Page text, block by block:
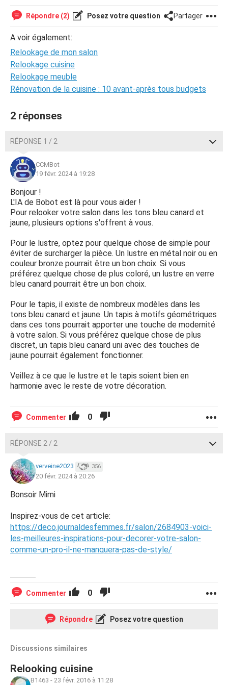
Répondre (2) Posez votre question Partager
A voir également:
Relookage de mon salon
Relookage cuisine
Relookage meuble
Rénovation de la cuisine : 10 avant-après tous budgets
2 réponses
RÉPONSE 1 / 2
CCMBot
19 févr. 2024 à 19:28
Bonjour !
L'IA de Bobot est là pour vous aider !
Pour relooker votre salon dans les tons bleu canard et
jaune, plusieurs options s'offrent à vous.
Pour le lustre, optez pour quelque chose de simple pour
éviter de surcharger la pièce. Un lustre en métal noir ou en
couleur bronze pourrait être un bon choix. Si vous
préférez quelque chose de plus coloré, un lustre en verre
bleu canard pourrait être un bon choix.
Pour le tapis, il existe de nombreux modèles dans les
tons bleu canard et jaune. Un tapis à motifs géométriques
dans ces tons pourrait apporter une touche de modernité
à votre salon. Si vous préférez quelque chose de plus
discret, un tapis bleu canard uni avec des touches de
jaune pourrait également fonctionner.
Veillez à ce que le lustre et le tapis soient bien en
harmonie avec le reste de votre décoration.
Commenter 0
RÉPONSE 2 / 2
verveine2023 356
20 févr. 2024 à 20:26
Bonsoir Mimi
Inspirez-vous de cet article:
https://deco.journaldesfemmes.fr/salon/2684903-voici-
les-meilleures-inspirations-pour-decorer-votre-salon-
comme-un-pro-il-ne-manquera-pas-de-style/
Commenter 0
Répondre Posez votre question
Discussions similaires
Relooking cuisine
B1463 - 23 févr. 2016 à 11:28